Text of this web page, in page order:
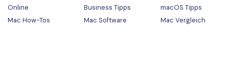
Online
Business Tipps
macOS Tipps
Mac How-Tos
Mac Software Mac Vergleich